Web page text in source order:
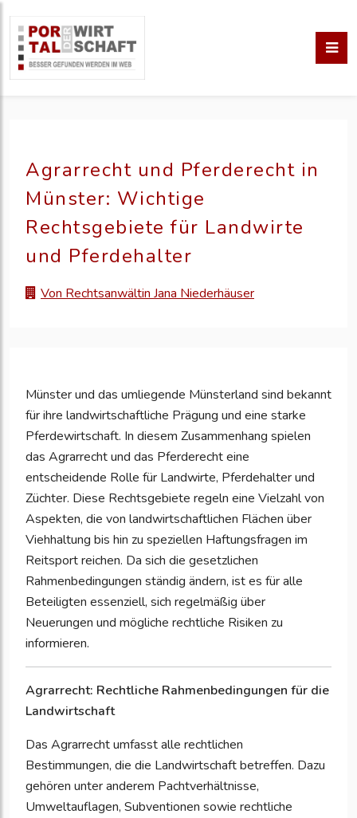
Agrarrecht und Pferderecht in
Münster: Wichtige
Rechtsgebiete für Landwirte
und Pferdehalter
Von Rechtsanwältin Jana Niederhäuser
Münster und das umliegende Münsterland sind bekannt
für ihre landwirtschaftliche Prägung und eine starke
Pferdewirtschaft. In diesem Zusammenhang spielen
das Agrarrecht und das Pferderecht eine
entscheidende Rolle für Landwirte, Pferdehalter und
Züchter. Diese Rechtsgebiete regeln eine Vielzahl von
Aspekten, die von landwirtschaftlichen Flächen über
Viehhaltung bis hin zu speziellen Haftungsfragen im
Reitsport reichen. Da sich die gesetzlichen
Rahmenbedingungen ständig ändern, ist es für alle
Beteiligten essenziell, sich regelmäßig über
Neuerungen und mögliche rechtliche Risiken zu
informieren.
Agrarrecht: Rechtliche Rahmenbedingungen für die
Landwirtschaft
Das Agrarrecht umfasst alle rechtlichen
Bestimmungen, die die Landwirtschaft betreffen. Dazu
gehören unter anderem Pachtverhältnisse,
Umweltauflagen, Subventionen sowie rechtliche